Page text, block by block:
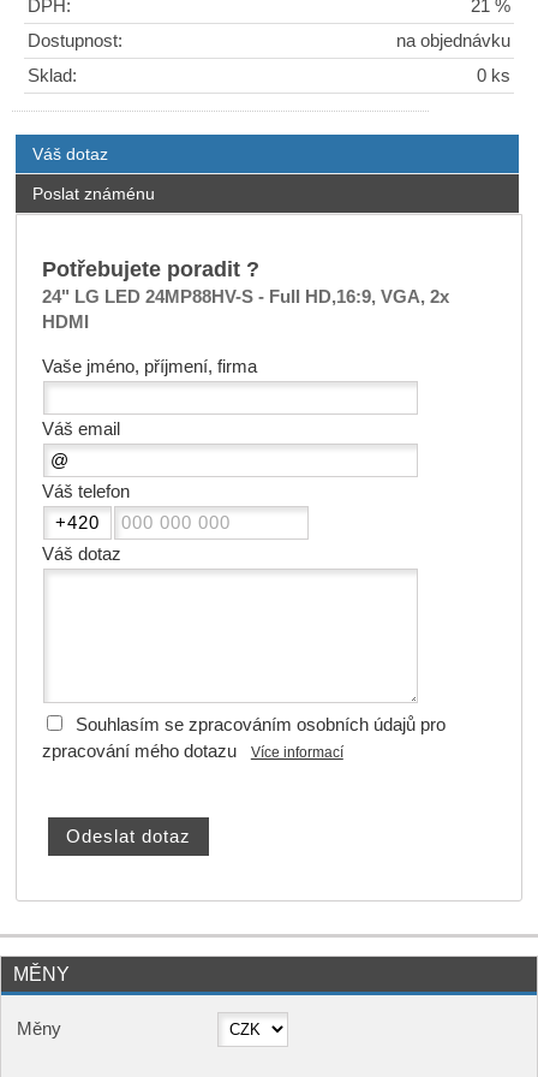
DPH:
21 %
Dostupnost:
na objednávku
Sklad:
0 ks
Váš dotaz
Poslat známénu
Potřebujete poradit ?
24" LG LED 24MP88HV-S - Full HD,16:9, VGA, 2x
HDMI
Vaše jméno, příjmení, firma
Váš email
Váš telefon
Váš dotaz
Souhlasím se zpracováním osobních údajů pro
zpracování mého dotazu
Více informací
MĚNY
Měny